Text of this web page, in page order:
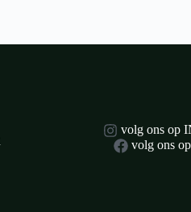
volg ons op
volg ons